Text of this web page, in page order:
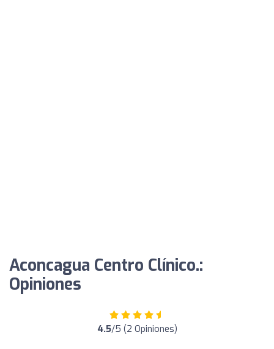
Aconcagua Centro Clínico.:
Opiniones
4.5/5 (2 Opiniones)